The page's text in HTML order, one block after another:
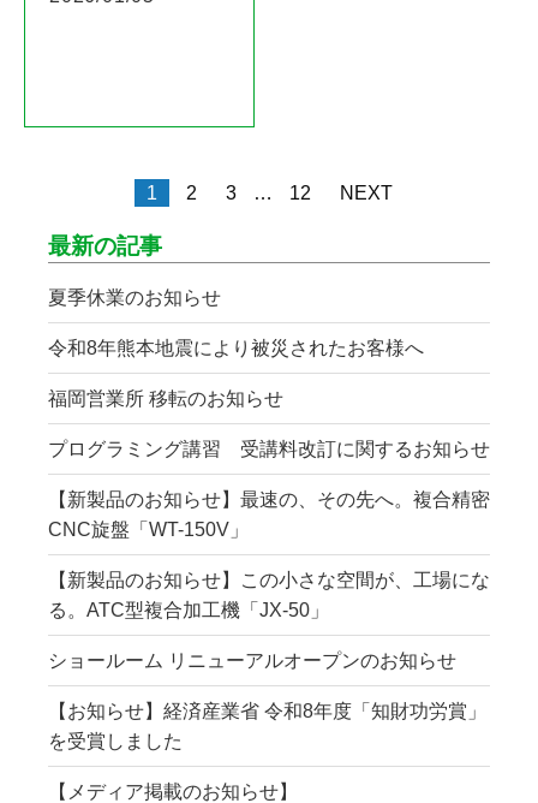
稿
の
ペ
ー
ジ
送
り
1 2 3 … 12 NEXT
最新の記事
夏季休業のお知らせ
令和8年熊本地震により被災されたお客様へ
福岡営業所 移転のお知らせ
プログラミング講習 受講料改訂に関するお知らせ
【新製品のお知らせ】最速の、その先へ。複合精密
CNC旋盤「WT-150V」
【新製品のお知らせ】この小さな空間が、工場にな
る。ATC型複合加工機「JX-50」
ショールーム リニューアルオープンのお知らせ
【お知らせ】経済産業省 令和8年度「知財功労賞」
を受賞しました
【メディア掲載のお知らせ】